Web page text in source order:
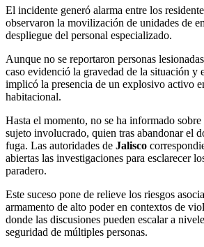
El incidente generó alarma entre los
observaron la movilización de unidades de
despliegue del personal especializado.
Aunque no se reportaron personas
caso evidenció la gravedad de la situación y
implicó la presencia de un explosivo activo
habitacional.
Hasta el momento, no se ha informado
sujeto involucrado, quien tras abandonar el
fuga. Las autoridades de Jalisco
abiertas las investigaciones para esclarecer
paradero.
Este suceso pone de relieve los riesgos
armamento de alto poder en contextos de
donde las discusiones pueden escalar a
seguridad de múltiples personas.